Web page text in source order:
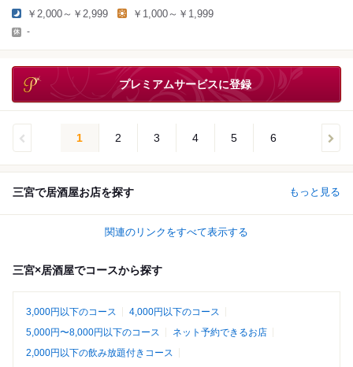
￥2,000～￥2,999 ￥1,000～￥1,999
-
プレミアムサービスに登録
1 2 3 4 5 6
三宮で居酒屋お店を探す もっと見る
関連のリンクをすべて表示する
三宮×居酒屋でコースから探す
3,000円以下のコース
4,000円以下のコース
5,000円〜8,000円以下のコース
ネット予約できるお店
2,000円以下の飲み放題付きコース